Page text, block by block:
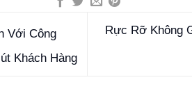
Với Công
Khách Hàng
Rực Rỡ Không